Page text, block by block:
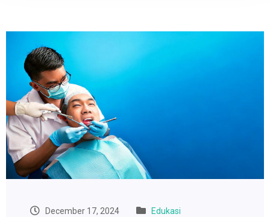
December 17, 2024 Edukasi